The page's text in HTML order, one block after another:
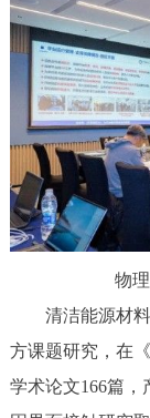
物
清洁能源材料
方课题研究，在
学术论文166篇，